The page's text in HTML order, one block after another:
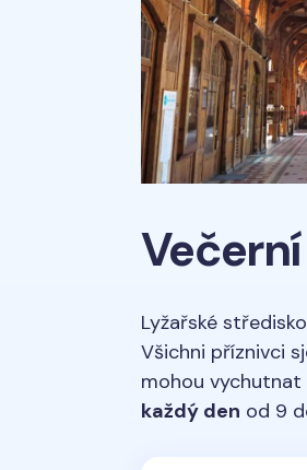
Lyžařské středisko
Všichni příznivci
mohou vychutnat
každý den od 9